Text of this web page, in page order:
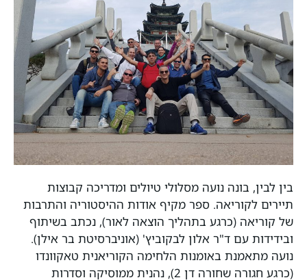
בין לבין, בונה נועה מסלולי טיולים ומדריכה קבוצות
תיירים לקוריאה. ספר מקיף אודות ההיסטוריה והתרבות
של קוריאה (כרגע בתהליך הוצאה לאור), נכתב בשיתוף
ובידידות עם ד"ר אלון לבקוביץ' (אוניברסיטת בר אילן).
נועה מתאמנת באומנות הלחימה הקוריאנית טאקוונדו
(כרגע חגורה שחורה דן 2), נהנית ממוסיקה וסדרות